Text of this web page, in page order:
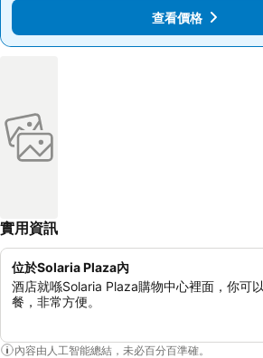
查看價格
查看價格
實用資訊
位於Solaria Plaza內
酒店就喺Solaria Plaza購物中心裡面，你可
餐，非常方便。
內容由人工智能總結，未必百分百準確。